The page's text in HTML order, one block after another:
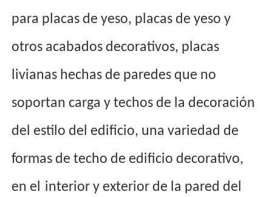
para placas de yeso, placas de yeso y
otros acabados decorativos, placas
livianas hechas de paredes que no
soportan carga y techos de la decoración
del estilo del edificio, una variedad de
formas de techo de edificio decorativo,
en el interior y exterior de la pared del